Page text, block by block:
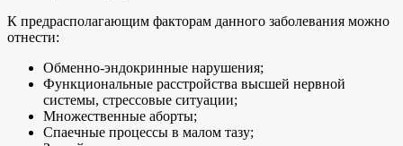
К предрасполагающим факторам данного заболевания можно
отнести:
Обменно-эндокринные нарушения;
Функциональные расстройства высшей нервной
системы, стрессовые ситуации;
Множественные аборты;
Спаечные процессы в малом тазу;